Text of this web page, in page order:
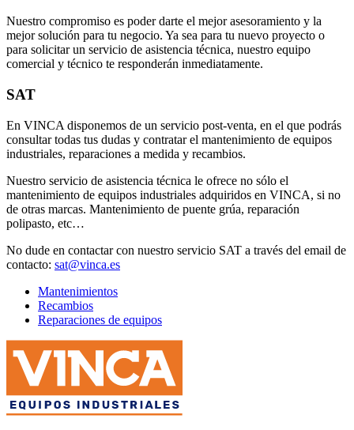
Nuestro compromiso es poder darte el mejor asesoramiento y la
mejor solución para tu negocio. Ya sea para tu nuevo proyecto o
para solicitar un servicio de asistencia técnica, nuestro equipo
comercial y técnico te responderán inmediatamente.
SAT
En VINCA disponemos de un servicio post-venta, en el que podrás
consultar todas tus dudas y contratar el mantenimiento de equipos
industriales, reparaciones a medida y recambios.
Nuestro servicio de asistencia técnica le ofrece no sólo el
mantenimiento de equipos industriales adquiridos en VINCA, si no
de otras marcas. Mantenimiento de puente grúa, reparación
polipasto, etc…
No dude en contactar con nuestro servicio SAT a través del email de
contacto: sat@vinca.es
Mantenimientos
Recambios
Reparaciones de equipos